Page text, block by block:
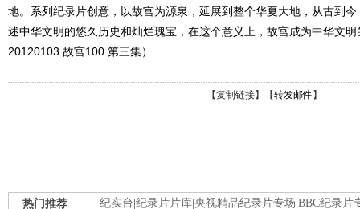
地。系列纪录片创意，以故宫为源泉，延展到整个华夏大地，从古到今
述中华文明的悠久历史和灿烂瑰宝，在这个意义上，故宫成为中华文
20120103 故宫100 第三集）
【复制链接】【转发邮件 】
纪实台 纪录片片库 央视精品纪录片专场 BBC纪录片
热门推荐